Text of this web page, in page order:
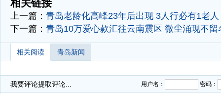
相关链接
上一篇： 青岛老龄化高峰23年后出现 3人行必有1老人
下一篇： 青岛10万爱心款汇往云南震区 微尘涌现不留
相关阅读 青岛新闻
我要评论提取评论... 用户名： 密码：